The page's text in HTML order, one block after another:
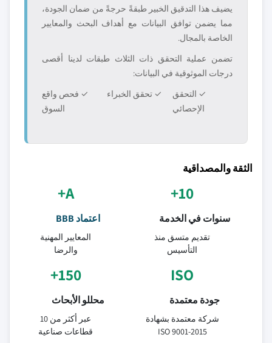
يضيف هذا التدقيق الخبير طبقةً حرجةً من ضمان الجودة،
مما يضمن توافق البيانات مع أهداف البحث والمعايير
الخاصة بالمجال.
تضمن عملية التحقق ذات الثلاث طبقات لدينا أقصى
درجات الموثوقية في البيانات:
✓ التحقق
الإحصائي
✓ تحقق الخبراء
✓ فحص واقع
السوق
الثقة والمصداقية
10+
سنوات في الخدمة
تقديم متسق منذ
التأسيس
A+
اعتماد BBB
المعايير المهنية
والرضا
ISO
جودة معتمدة
شركة معتمدة بشهادة
ISO 9001-2015
150+
محللو الأبحاث
عبر أكثر من 10
قطاعات صناعية